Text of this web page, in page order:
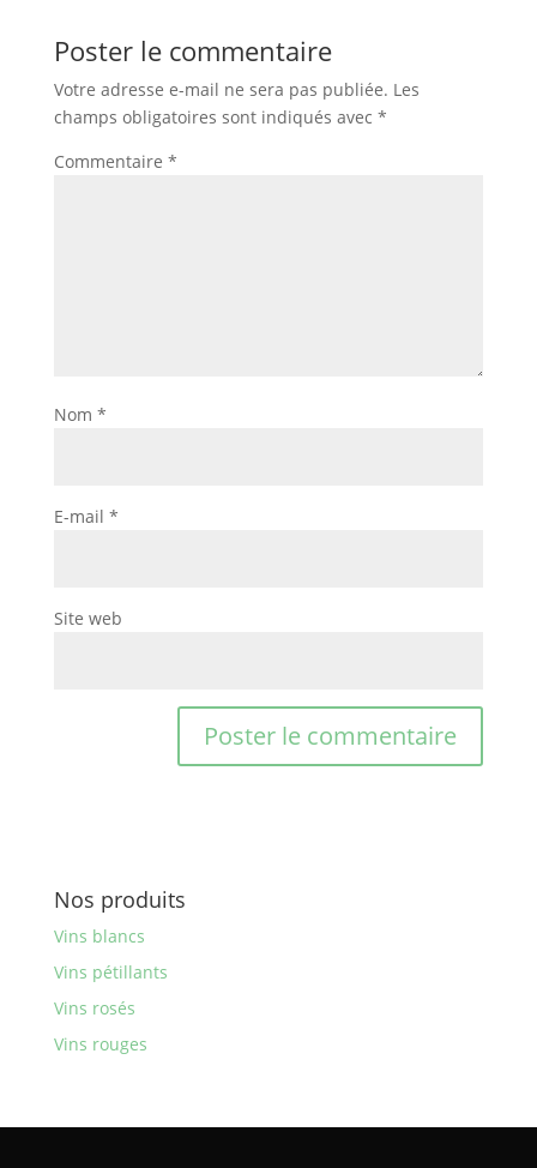
Poster le commentaire
Votre adresse e-mail ne sera pas publiée. Les
champs obligatoires sont indiqués avec *
Commentaire *
Nom *
E-mail *
Site web
Nos produits
Vins blancs
Vins pétillants
Vins rosés
Vins rouges